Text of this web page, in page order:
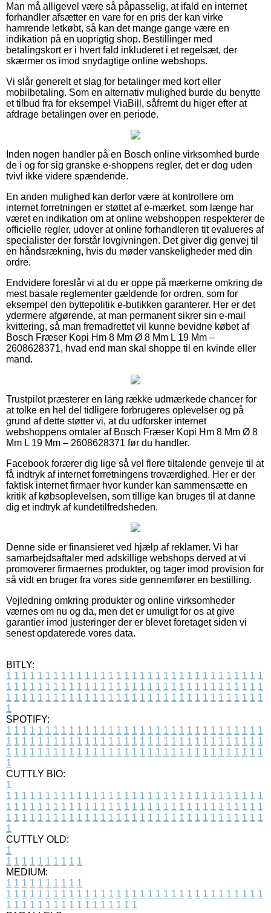
Man må alligevel være så påpasselig, at ifald en internet
forhandler afsætter en vare for en pris der kan virke
hamrende letkøbt, så kan det mange gange være en
indikation på en uoprigtig shop. Bestillinger med
betalingskort er i hvert fald inkluderet i et regelsæt, der
skærmer os imod snydagtige online webshops.
Vi slår generelt et slag for betalinger med kort eller
mobilbetaling. Som en alternativ mulighed burde du benytte
et tilbud fra for eksempel ViaBill, såfremt du higer efter at
afdrage betalingen over en periode.
Inden nogen handler på en Bosch online virksomhed burde
de i og for sig granske e-shoppens regler, det er dog uden
tvivl ikke videre spændende.
En anden mulighed kan derfor være at kontrollere om
internet forretningen er støttet af e-mærket, som længe har
været en indikation om at online webshoppen respekterer de
officielle regler, udover at online forhandleren tit evalueres af
specialister der forstår lovgivningen. Det giver dig genvej til
en håndsrækning, hvis du møder vanskeligheder med din
ordre.
Endvidere foreslår vi at du er oppe på mærkerne omkring de
mest basale reglementer gældende for ordren, som for
eksempel den byttepolitik e-butikken garanterer. Her er det
ydermere afgørende, at man permanent sikrer sin e-mail
kvittering, så man fremadrettet vil kunne bevidne købet af
Bosch Fræser Kopi Hm 8 Mm Ø 8 Mm L 19 Mm –
2608628371, hvad end man skal shoppe til en kvinde eller
mand.
Trustpilot præsterer en lang række udmærkede chancer for
at tolke en hel del tidligere forbrugeres oplevelser og på
grund af dette støtter vi, at du udforsker internet
webshoppens omtaler af Bosch Fræser Kopi Hm 8 Mm Ø 8
Mm L 19 Mm – 2608628371 før du handler.
Facebook forærer dig lige så vel flere tiltalende genveje til at
få indtryk af internet forretningens troværdighed. Her er der
faktisk internet firmaer hvor kunder kan sammensætte en
kritik af købsoplevelsen, som tillige kan bruges til at danne
dig et indtryk af kundetilfredsheden.
Denne side er finansieret ved hjælp af reklamer. Vi har
samarbejdsaftaler med adskillige webshops derved at vi
promoverer firmaernes produkter, og tager imod provision for
så vidt en bruger fra vores side gennemfører en bestilling.
Vejledning omkring produkter og online virksomheder
værnes om nu og da, men det er umuligt for os at give
garantier imod justeringer der er blevet foretaget siden vi
senest opdaterede vores data.
BITLY:
1 1 1 1 1 1 1 1 1 1 1 1 1 1 1 1 1 1 1 1 1 1 1 1 1 1 1 1 1 1 1 1 1
1 1 1 1 1 1 1 1 1 1 1 1 1 1 1 1 1 1 1 1 1 1 1 1 1 1 1 1 1 1 1 1 1
1 1 1 1 1 1 1 1 1 1 1 1 1 1 1 1 1 1 1 1 1 1 1 1 1 1 1 1 1 1 1 1 1
1
SPOTIFY:
1 1 1 1 1 1 1 1 1 1 1 1 1 1 1 1 1 1 1 1 1 1 1 1 1 1 1 1 1 1 1 1 1
1 1 1 1 1 1 1 1 1 1 1 1 1 1 1 1 1 1 1 1 1 1 1 1 1 1 1 1 1 1 1 1 1
1 1 1 1 1 1 1 1 1 1 1 1 1 1 1 1 1 1 1 1 1 1 1 1 1 1 1 1 1 1 1 1 1
1
CUTTLY BIO:
1
1 1 1 1 1 1 1 1 1 1 1 1 1 1 1 1 1 1 1 1 1 1 1 1 1 1 1 1 1 1 1 1 1
1 1 1 1 1 1 1 1 1 1 1 1 1 1 1 1 1 1 1 1 1 1 1 1 1 1 1 1 1 1 1 1 1
1 1 1 1 1 1 1 1 1 1 1 1 1 1 1 1 1 1 1 1 1 1 1 1 1 1 1 1 1 1 1 1 1
1
CUTTLY OLD:
1
1 1 1 1 1 1 1 1 1 1
MEDIUM:
1 1 1 1 1 1 1 1 1 1
1 1 1 1 1 1 1 1 1 1 1 1 1 1 1 1 1 1 1 1 1 1 1 1 1 1 1 1 1 1 1 1 1
1 1 1 1 1 1 1 1 1 1 1 1 1 1 1 1 1